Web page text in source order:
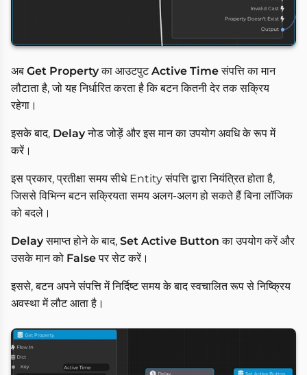
अब Get Propertyका आउटपुटActive Timeसंपत्ति का मान
लौटाता है, जो यह निर्धारित करता है कि बटन कितनी देर तक सक्रिय
रहेगा।
इसके बाद, Delayनोड जोड़ें और इस मान का उपयोग अवधि के रूप में
करें।
इस प्रकार, प्रतीक्षा समय सीधे Entity संपत्ति द्वारा नियंत्रित होता है,
जिससे विभिन्न बटन सक्रियता समय अलग-अलग हो सकते हैं बिना लॉजिक
को बदले।
Delayसमाप्त होने के बाद, Set Active Button का उपयोग करें और
उसके मान को Falseपर सेट करें।
इससे, बटन अपने संपत्ति में निर्दिष्ट समय के बाद स्वचालित रूप से निष्क्रिय
अवस्था में लौट आता है।